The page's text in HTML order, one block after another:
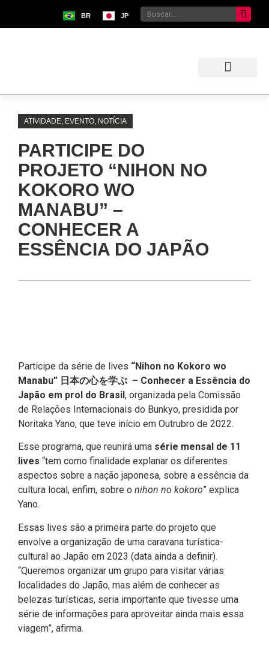
BR JP
ATIVIDADE, EVENTO, NOTÍCIA
PARTICIPE DO
PROJETO “NIHON NO
KOKORO WO
MANABU” –
CONHECER A
ESSÊNCIA DO JAPÃO
Participe da série de lives “Nihon no Kokoro wo
Manabu” 日本の心を学ぶ – Conhecer a Essência do
Japão em prol do Brasil, organizada pela Comissão
de Relações Internacionais do Bunkyo, presidida por
Noritaka Yano, que teve início em Outrubro de 2022.
Esse programa, que reunirá uma série mensal de 11
lives “tem como finalidade explanar os diferentes
aspectos sobre a nação japonesa, sobre a essência da
cultura local, enfim, sobre o nihon no kokoro” explica
Yano.
Essas lives são a primeira parte do projeto que
envolve a organização de uma caravana turística-
cultural ao Japão em 2023 (data ainda a definir).
“Queremos organizar um grupo para visitar várias
localidades do Japão, mas além de conhecer as
belezas turísticas, seria importante que tivesse uma
série de informações para aproveitar ainda mais essa
viagem”, afirma.